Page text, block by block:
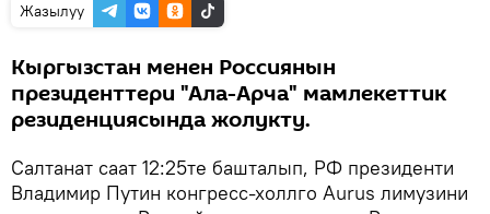
Жазылуу
Кыргызстан менен Россиянын
президенттери "Ала-Арча" мамлекеттик
резиденциясында жолукту.
Салтанат саат 12:25те башталып, РФ президенти
Владимир Путин конгресс-холлго Aurus лимузини